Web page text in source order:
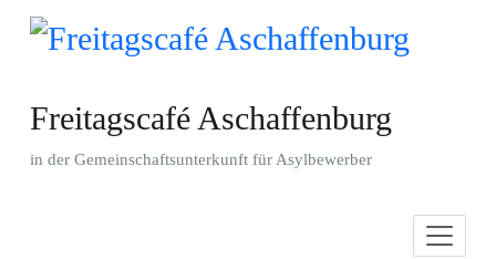
Zum
Freitagscafé Aschaffenburg
in der Gemeinschaftsunterkunft für Asylbewerber